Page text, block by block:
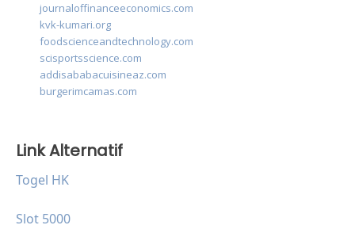
journaloffinanceeconomics.com
kvk-kumari.org
foodscienceandtechnology.com
scisportsscience.com
addisababacuisineaz.com
burgerimcamas.com
Link Alternatif
Togel HK
Slot 5000